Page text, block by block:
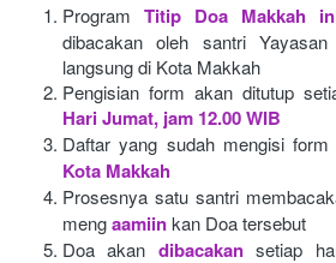
Program Titip Doa Makkah
dibacakan oleh santri
langsung di Kota Makkah
Pengisian form akan ditutup
Hari Jumat, jam 12.00 WIB
Daftar yang sudah mengisi form
Kota Makkah
Prosesnya satu santri
mengaamiinkan Doa tersebut
Doa akan dibacakan setiap